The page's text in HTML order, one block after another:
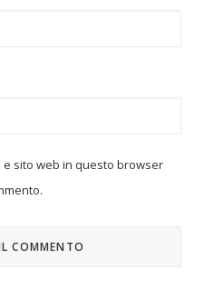
e sito web in questo browser